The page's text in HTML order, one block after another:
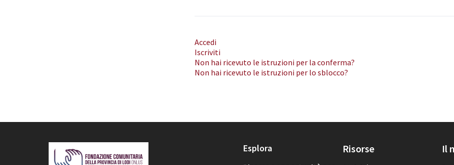
Accedi
Iscriviti
Non hai ricevuto le istruzioni per la conferma?
Non hai ricevuto le istruzioni per lo sblocco?
Esplora Risorse Il